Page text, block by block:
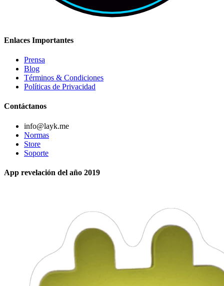
Enlaces Importantes
Prensa
Blog
Términos & Condiciones
Políticas de Privacidad
Contáctanos
info@layk.me
Normas
Store
Soporte
App revelación del año 2019